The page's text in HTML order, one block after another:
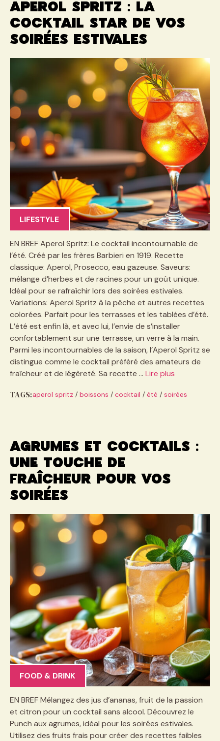
Aperol spritz : la
cocktail star de vos
soirées estivales
LIFESTYLE
EN BREF Aperol Spritz: Le cocktail incontournable de
l’été. Créé par les frères Barbieri en 1919. Recette
classique: Aperol, Prosecco, eau gazeuse. Saveurs:
mélange d’herbes et de racines pour un goût unique.
Idéal pour se rafraîchir lors des soirées estivales.
Variations: Aperol Spritz à la pêche et autres recettes
colorées. Parfait pour les terrasses et les tablées d’été.
L’été est enfin là, et avec lui, l’envie de s’installer
confortablement sur une terrasse, un verre à la main.
Parmi les incontournables de la saison, l’Aperol Spritz se
distingue comme le cocktail préféré des amateurs de
fraîcheur et de légèreté. Sa recette … Lire plus
TAGS:aperol spritz/ boissons / cocktail / été / soirées
Agrumes et cocktails :
une touche de
fraîcheur pour vos
soirées
FOOD & DRINK
EN BREF Mélangez des jus d’ananas, fruit de la passion
et citron pour un cocktail sans alcool. Découvrez le
Punch aux agrumes, idéal pour les soirées estivales.
Utilisez des fruits frais pour créer des recettes faibles